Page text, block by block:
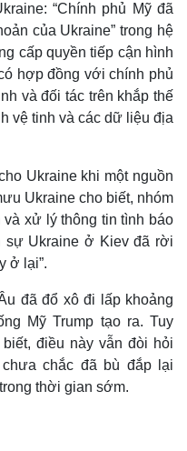
Ô tô
Xe máy
Tư vấn
“Chính phủ Mỹ đã
của Ukraine” trong hệ
cấp quyền tiếp cận hình
hợp đồng với chính phủ
và đối tác trên khắp thế
vệ tinh và các dữ liệu địa
Ukraine khi một nguồn
Ukraine cho biết, nhóm
và xử lý thông tin tình báo
sự Ukraine ở Kiev đã rời
ở lại”.
đã đổ xô đi lấp khoảng
Mỹ Trump tạo ra. Tuy
điều này vẫn đòi hỏi
chắc đã bù đắp lại
thời gian sớm.